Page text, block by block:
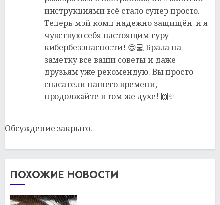
инструкциями всё стало супер просто.
Теперь мой комп надежно защищён, и я
чувствую себя настоящим гуру
кибербезопасности! 😎💻 Брала на
заметку все ваши советы и даже
друзьям уже рекомендую. Вы просто
спасатели нашего времени,
продолжайте в том же духе! 🙌✨
Обсуждение закрыто.
ПОХОЖИЕ НОВОСТИ